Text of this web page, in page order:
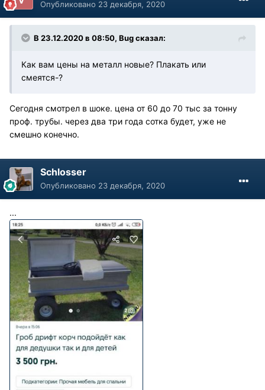
Опубликовано 23 декабря, 2020
В 23.12.2020 в 08:50, Bug сказал:
Как вам цены на металл новые? Плакать или
смеятся-?
Сегодня смотрел в шоке. цена от 60 до 70 тыс за тонну
проф. трубы. через два три года сотка будет, уже не
смешно конечно.
Schlosser
Опубликовано 23 декабря, 2020
...